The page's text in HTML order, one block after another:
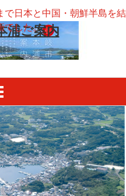
浦ご案内
で日本と中国・朝鮮半島を結
でした。